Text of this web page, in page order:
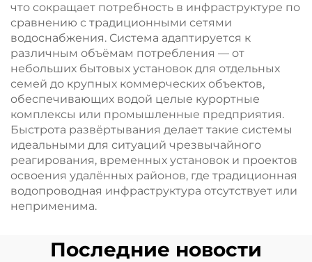
что сокращает потребность в инфраструктуре по
сравнению с традиционными сетями
водоснабжения. Система адаптируется к
различным объёмам потребления — от
небольших бытовых установок для отдельных
семей до крупных коммерческих объектов,
обеспечивающих водой целые курортные
комплексы или промышленные предприятия.
Быстрота развёртывания делает такие системы
идеальными для ситуаций чрезвычайного
реагирования, временных установок и проектов
освоения удалённых районов, где традиционная
водопроводная инфраструктура отсутствует или
неприменима.
Последние новости